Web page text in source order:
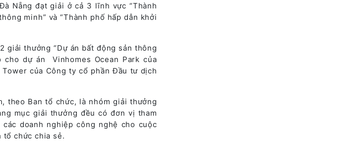
Nẵng đạt giải ở cả 3 lĩnh vực “Thành
minh” và “Thành phố hấp dẫn khởi
giải thưởng “Dự án bất động sản thông
cho dự án Vinhomes Ocean Park của
của Công ty cổ phần Đầu tư dịch
theo Ban tổ chức, là nhóm giải thưởng
mục giải thưởng đều có đơn vị tham
doanh nghiệp công nghệ cho cuộc
tổ chức chia sẻ.